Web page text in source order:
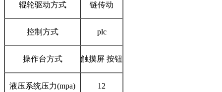
辊轮驱动方式 链传动
控制方式 plc
操作台方式 触摸屏 按钮
液压系统压力(mpa) 12